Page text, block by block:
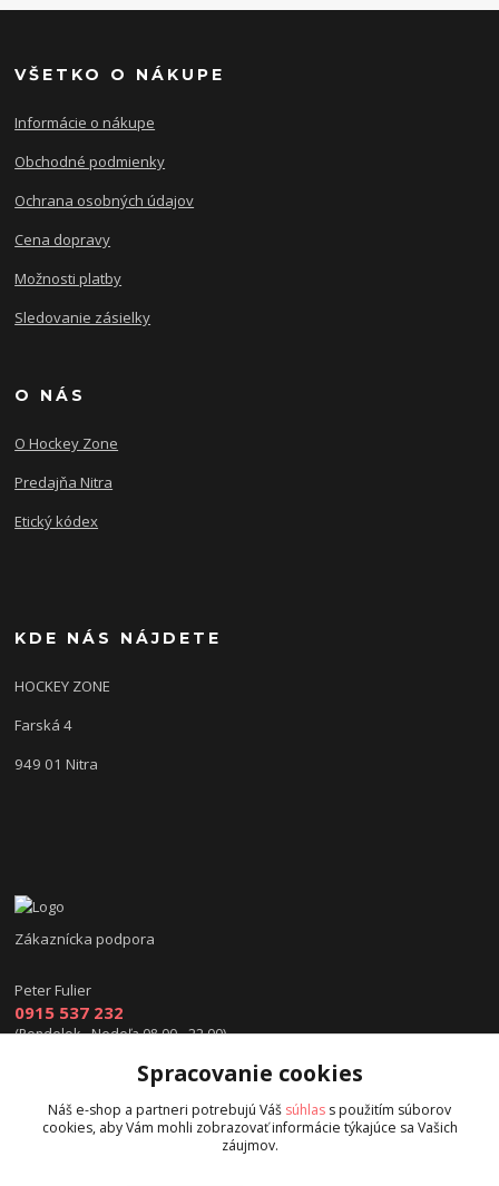
VŠETKO O NÁKUPE
Informácie o nákupe
Obchodné podmienky
Ochrana osobných údajov
Cena dopravy
Možnosti platby
Sledovanie zásielky
O NÁS
O Hockey Zone
Predajňa Nitra
Etický kódex
KDE NÁS NÁJDETE
HOCKEY ZONE
Farská 4
949 01 Nitra
Zákaznícka podpora
Peter Fulier
0915 537 232
(Pondelok - Nedeľa 08.00 - 22.00)
info@hokejexpert.sk
Spracovanie cookies
Náš e-shop a partneri potrebujú Váš súhlas s použitím súborov
cookies, aby Vám mohli zobrazovať informácie týkajúce sa Vašich
záujmov.